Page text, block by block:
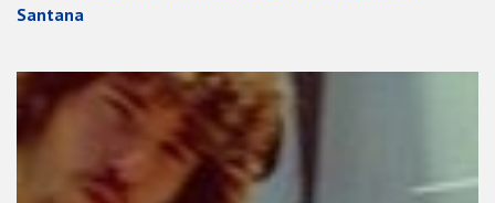
Santana